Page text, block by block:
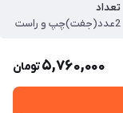
تعداد
2عدد(جفت)چپ و راست
5,760,000تومان